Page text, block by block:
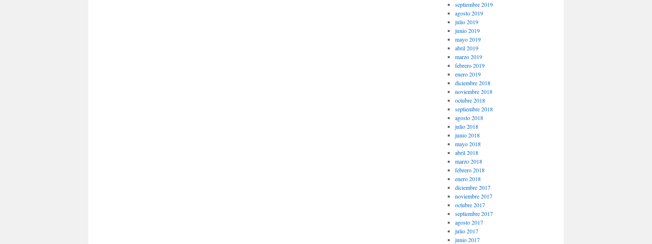
septiembre 2019
agosto 2019
julio 2019
junio 2019
mayo 2019
abril 2019
marzo 2019
febrero 2019
enero 2019
diciembre 2018
noviembre 2018
octubre 2018
septiembre 2018
agosto 2018
julio 2018
junio 2018
mayo 2018
abril 2018
marzo 2018
febrero 2018
enero 2018
diciembre 2017
noviembre 2017
octubre 2017
septiembre 2017
agosto 2017
julio 2017
junio 2017